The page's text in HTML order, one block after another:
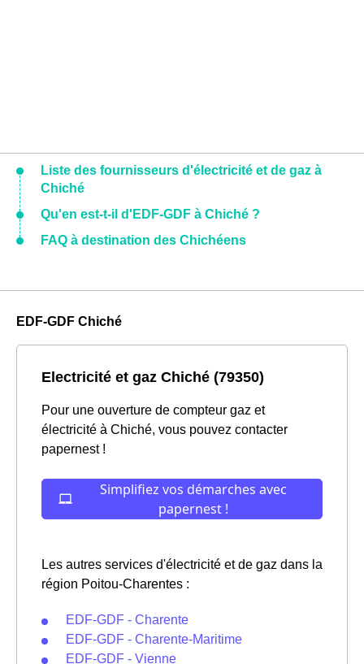
Liste des fournisseurs d'électricité et de gaz à
Chiché
Qu'en est-t-il d'EDF-GDF à Chiché ?
FAQ à destination des Chichéens
EDF-GDF Chiché
Electricité et gaz Chiché (79350)
Pour une ouverture de compteur gaz et
électricité à Chiché, vous pouvez contacter
papernest !
Les autres services d'électricité et de gaz dans la
région Poitou-Charentes :
EDF-GDF - Charente
EDF-GDF - Charente-Maritime
EDF-GDF - Vienne